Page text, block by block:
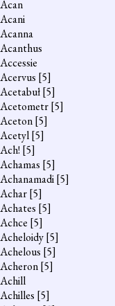
Acan
Acani
Acanna
Acanthus
Accessie
Acervus [5]
Acetabuł[5]
Acetometr[5]
Aceton[5]
Acetyl[5]
Ach! [5]
Achamas [5]
Achanamadi[5]
Achar[5]
Achates [5]
Achce [5]
Acheloidy[5]
Achelous [5]
Acheron[5]
Achill
Achilles [5]